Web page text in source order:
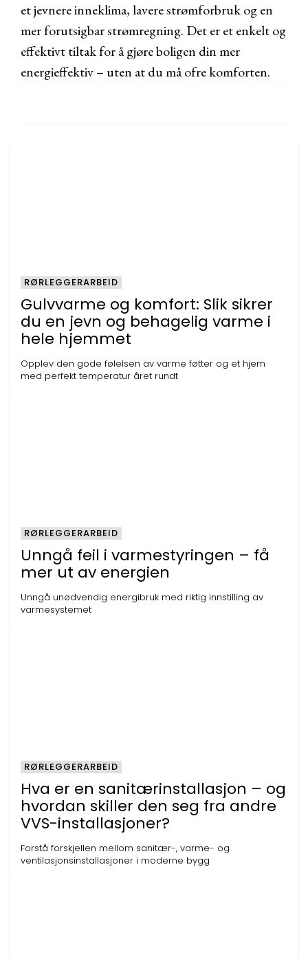
et jevnere inneklima, lavere strømforbruk og en
mer forutsigbar strømregning. Det er et enkelt og
effektivt tiltak for å gjøre boligen din mer
energieffektiv – uten at du må ofre komforten.
Gulvvarme og komfort: Slik sikrer
du en jevn og behagelig varme i
hele hjemmet
Opplev den gode følelsen av varme føtter og et hjem
med perfekt temperatur året rundt
RØRLEGGERARBEID
Unngå feil i varmestyringen – få
mer ut av energien
Unngå unødvendig energibruk med riktig innstilling av
varmesystemet
RØRLEGGERARBEID
Hva er en sanitærinstallasjon – og
hvordan skiller den seg fra andre
VVS-installasjoner?
Forstå forskjellen mellom sanitær-, varme- og
ventilasjonsinstallasjoner i moderne bygg
RØRLEGGERARBEID